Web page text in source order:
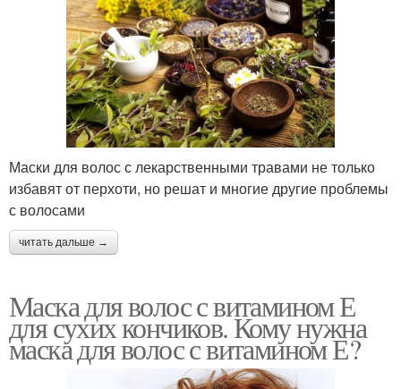
Маски для волос с лекарственными травами не только
избавят от перхоти, но решат и многие другие проблемы
с волосами
читать дальше →
Маска для волос с витамином Е
для сухих кончиков. Кому нужна
маска для волос с витамином Е?